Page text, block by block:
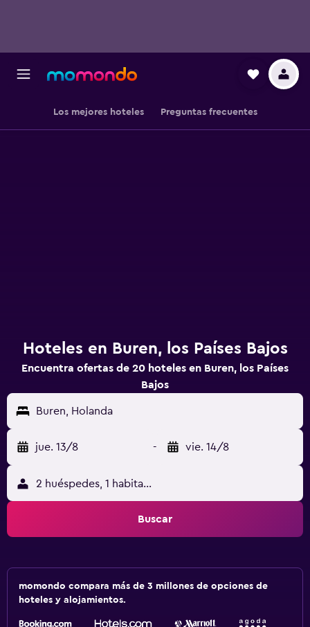
Los mejores hoteles Preguntas frecuentes
Hoteles en Buren, los Países Bajos
Encuentra ofertas de 20 hoteles en Buren, los Países
Bajos
Buren, Holanda
jue. 13/8 - vie. 14/8
2 huéspedes, 1 habitación
Buscar
momondo compara más de 3 millones de opciones de
hoteles y alojamientos.